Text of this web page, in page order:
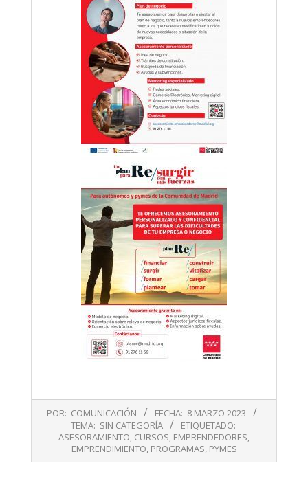
POR: COMUNICACIÓN FECHA: 8 MARZO 2023
TEMA: SIN CATEGORÍA
ETIQUETADO:
ASESORAMIENTO, CURSOS, EMPRENDEDORES,
EMPRENDIMIENTO, PROGRAMAS, PYMES